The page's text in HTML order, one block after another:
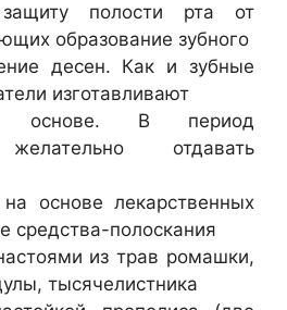
полости рта от
образование зубного
десен. Как и зубные
изготавливают
основе. В период
отдавать
основе лекарственных
средства-полоскания
из трав ромашки,
тысячелистника